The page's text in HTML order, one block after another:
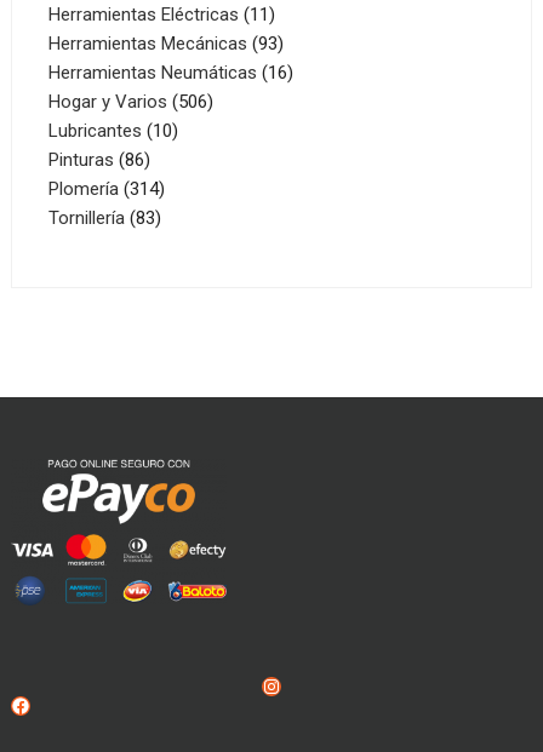
Herramientas Eléctricas 1111
productos
Herramientas Mecánicas 9393
productos
Herramientas Neumáticas 1616
Hogar y Varios 506506
Lubricantes 1010
Pinturas 8686
productos
Plomería 314314
productos
Tornillería 8383
Instagram
Facebook